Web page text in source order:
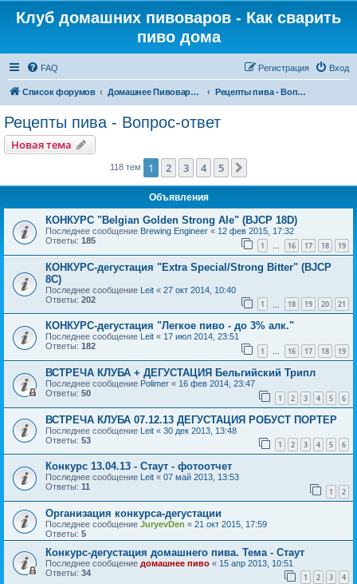
Клуб домашних пивоваров - Как cварить
пиво дома
FAQ Вход
Регистрация
Список форумов Домашнее Пивоварение - Минск Беларусь Рецепты пива - Вопрос-ответ
Рецепты пива - Вопрос-ответ
Новая тема
118 тем 1 2 3 4 5
Объявления
КОНКУРС "Belgian Golden Strong Ale" (BJCP 18D)
Последнее сообщение Brewing Engineer « 12 фев 2015, 17:32
Ответы: 185 1 … 16 17 18 19
КОНКУРС-дегустация "Extra Special/Strong Bitter" (BJCP
8C)
Последнее сообщение Leit « 27 окт 2014, 10:40
Ответы: 202 1 18 19 20 21
КОНКУРС-дегустация "Легкое пиво - до 3% алк."
Последнее сообщение Leit « 17 июл 2014, 23:51
Ответы: 182 1 … 16 17 18 19
ВСТРЕЧА КЛУБА + ДЕГУСТАЦИЯ Бельгийский Трипл
Последнее сообщение Polimer « 16 фев 2014, 23:47
Ответы: 50 1 2 3 4 5 6
ВСТРЕЧА КЛУБА 07.12.13 ДЕГУСТАЦИЯ РОБУСТ ПОРТЕР
Последнее сообщение Leit « 30 дек 2013, 13:48
Ответы: 53 1 2 3 4 5 6
Конкурс 13.04.13 - Стаут - фотоотчет
Последнее сообщение Leit « 07 май 2013, 13:53
Ответы: 11 1 2
Организация конкурса-дегустации
Последнее сообщение JuryevDen « 21 окт 2015, 17:59
Ответы: 5
Конкурс-дегустация домашнего пива. Тема - Стаут
Последнее сообщение домашнее пиво « 15 апр 2013, 10:51
Ответы: 34 1 2 3 4